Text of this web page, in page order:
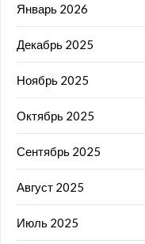
Январь 2026
Декабрь 2025
Ноябрь 2025
Октябрь 2025
Сентябрь 2025
Август 2025
Июль 2025